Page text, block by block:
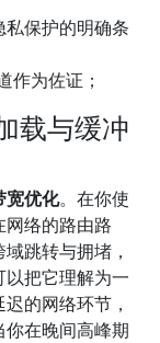
保护的明确条
作为佐证；
载与缓冲
宽优化。在你使
络的路由路
跳转与拥堵，
把它理解为一
的网络环节，
在晚间高峰期